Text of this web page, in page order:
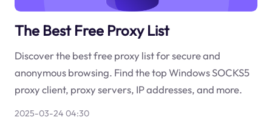
The Best Free Proxy List
Discover the best free proxy list for secure and
anonymous browsing. Find the top Windows SOCKS5
proxy client, proxy servers, IP addresses, and more.
2025-03-24 04:30